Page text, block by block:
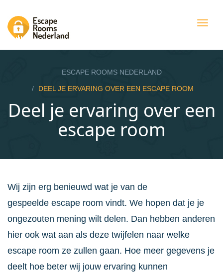
ESCAPE ROOMS NEDERLAND
DEEL JE ERVARING OVER EEN ESCAPE ROOM
Deel je ervaring over een
escape room
Wij zijn erg benieuwd wat je van de
gespeelde escape room vindt. We hopen dat je je
ongezouten mening wilt delen. Dan hebben anderen
hier ook wat aan als deze twijfelen naar welke
escape room ze zullen gaan. Hoe meer gegevens je
deelt hoe beter wij jouw ervaring kunnen